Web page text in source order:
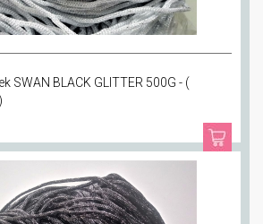
SWAN BLACK GLITTER 500G - (